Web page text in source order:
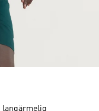
langärmelig